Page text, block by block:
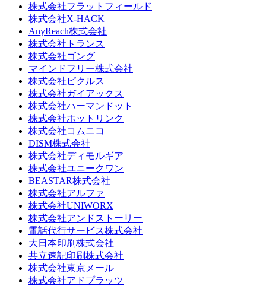
株式会社フラットフィールド
株式会社X-HACK
AnyReach株式会社
株式会社トランス
株式会社ゴング
マインドフリー株式会社
株式会社ピクルス
株式会社ガイアックス
株式会社ハーマンドット
株式会社ホットリンク
株式会社コムニコ
DISM株式会社
株式会社ディモルギア
株式会社ユニークワン
BEASTAR株式会社
株式会社アルファ
株式会社UNIWORX
株式会社アンドストーリー
電話代行サービス株式会社
大日本印刷株式会社
共立速記印刷株式会社
株式会社東京メール
株式会社アドプラッツ